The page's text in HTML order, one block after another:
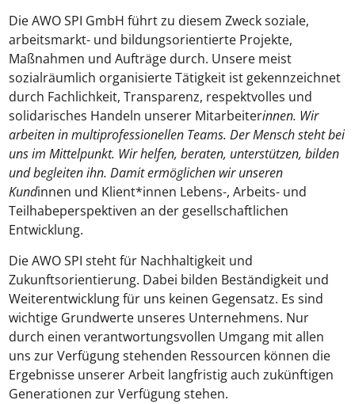
Die AWO SPI GmbH führt zu diesem Zweck soziale,
arbeitsmarkt- und bildungsorientierte Projekte,
Maßnahmen und Aufträge durch. Unsere meist
sozialräumlich organisierte Tätigkeit ist gekennzeichnet
durch Fachlichkeit, Transparenz, respektvolles und
solidarisches Handeln unserer Mitarbeiterinnen. Wir
arbeiten in multiprofessionellen Teams. Der Mensch steht bei
uns im Mittelpunkt. Wir helfen, beraten, unterstützen, bilden
und begleiten ihn. Damit ermöglichen wir unseren
Kundinnen und Klient*innen Lebens-, Arbeits- und
Teilhabeperspektiven an der gesellschaftlichen
Entwicklung.
Die AWO SPI steht für Nachhaltigkeit und
Zukunftsorientierung. Dabei bilden Beständigkeit und
Weiterentwicklung für uns keinen Gegensatz. Es sind
wichtige Grundwerte unseres Unternehmens. Nur
durch einen verantwortungsvollen Umgang mit allen
uns zur Verfügung stehenden Ressourcen können die
Ergebnisse unserer Arbeit langfristig auch zukünftigen
Generationen zur Verfügung stehen.